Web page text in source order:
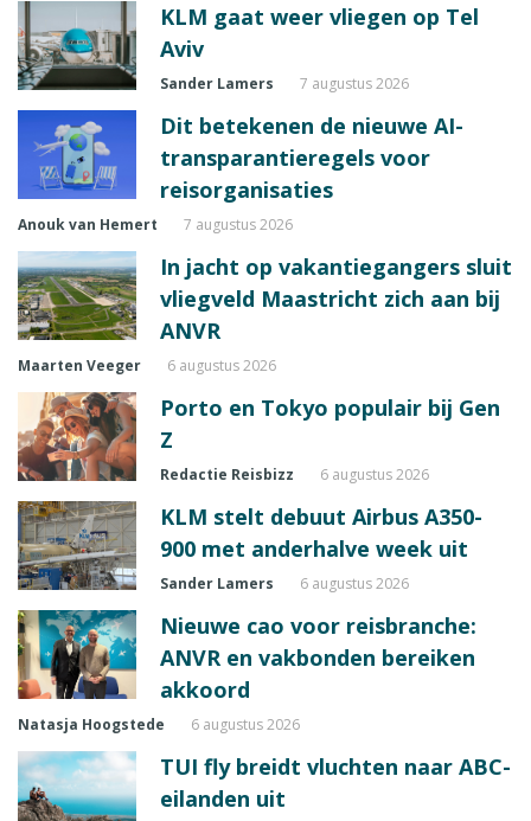
KLM gaat weer vliegen op Tel
Aviv
Sander Lamers 7 augustus 2026
Dit betekenen de nieuwe AI-
transparantieregels voor
reisorganisaties
Anouk van Hemert 7 augustus 2026
In jacht op vakantiegangers sluit
vliegveld Maastricht zich aan bij
ANVR
Maarten Veeger 6 augustus 2026
Porto en Tokyo populair bij Gen
Z
Redactie Reisbizz 6 augustus 2026
KLM stelt debuut Airbus A350-
900 met anderhalve week uit
Sander Lamers 6 augustus 2026
Nieuwe cao voor reisbranche:
ANVR en vakbonden bereiken
akkoord
Natasja Hoogstede 6 augustus 2026
TUI fly breidt vluchten naar ABC-
eilanden uit